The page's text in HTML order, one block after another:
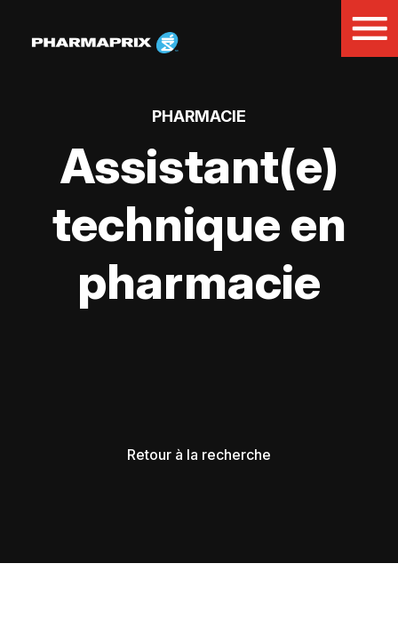
PHARMACIE
Assistant(e)
technique en
pharmacie
Retour à la recherche